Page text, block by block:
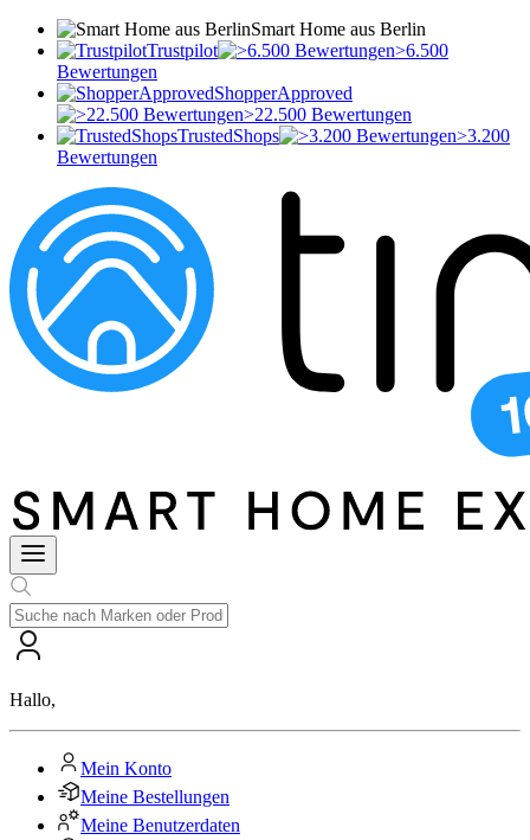
Smart Home aus Berlin
Trustpilot
>6.500
Bewertungen
ShopperApproved
>22.500 Bewertungen
TrustedShops
>3.200
Bewertungen
Hallo,
Mein Konto
Meine Bestellungen
Meine Benutzerdaten